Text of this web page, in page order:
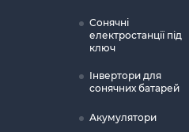
Сонячні
електростанції під
ключ
Інвертори для
сонячних батарей
Акумулятори